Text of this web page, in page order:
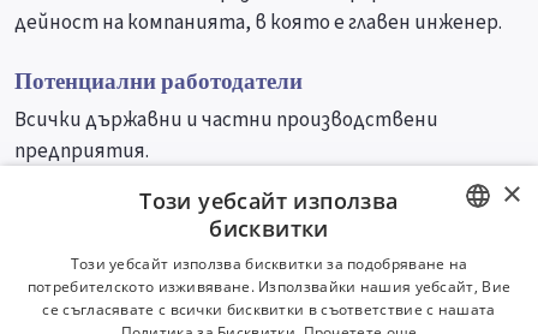
дейност на компанията, в която е главен инженер.
Потенциални работодатели
Всички държавни и частни производствени
предприятия.
Университети Специалности
BULGARIAN
ENGLISH
×
Този уебсайт използва
бисквитки
Този уебсайт използва бисквитки за подобряване на
потребителското изживяване. Използвайки нашия уебсайт, Вие
се съгласявате с всички бисквитки в съответствие с нашата